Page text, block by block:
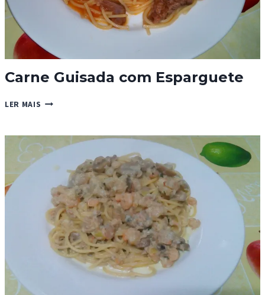
Carne Guisada com Esparguete
LER MAIS CARNE
ESPARGUETE